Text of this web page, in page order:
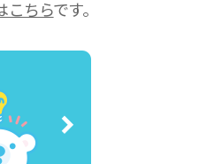
こちらです。